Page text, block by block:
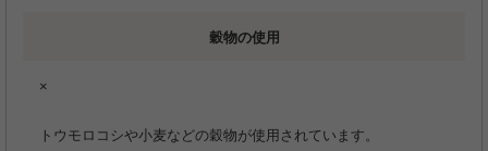
穀物の使用
×
トウモロコシや小麦などの穀物が使用されています。